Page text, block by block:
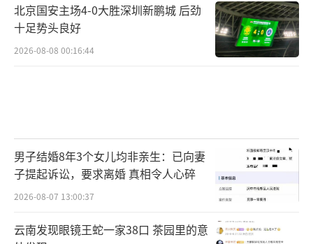
北京国安主场4-0大胜深圳新鹏城 后劲
十足势头良好
2026-08-08 00:16:44
男子结婚8年3个女儿均非亲生：已向妻
子提起诉讼，要求离婚 真相令人心碎
2026-08-07 13:00:37
云南发现眼镜王蛇一家38口 茶园里的意